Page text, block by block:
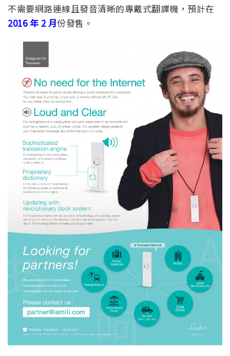
不需要網路連線且發音清晰的專戴式翻譯機，預計在
2016 年 2 月份發售。